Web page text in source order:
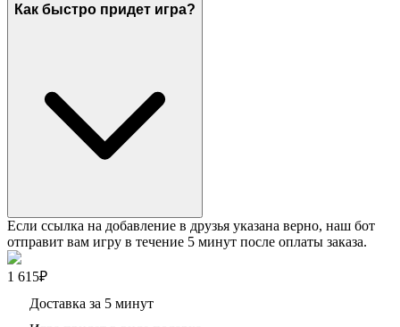
Как быстро придет игра?
Если ссылка на добавление в друзья указана верно, наш бот
отправит вам игру в течение 5 минут после оплаты заказа.
1 615₽
Доставка за 5 минут